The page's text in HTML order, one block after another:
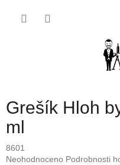
Grešík Hloh
ml
8601
Průměrné
Neohodnoceno Podrobnosti